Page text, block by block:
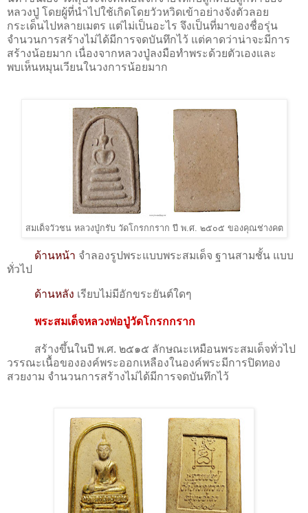
หลวงปู่ โดยผู้ที่นำไปใช้เกิดโดยวัวหวิดเข้าอย่างจังตัวลอย
กระเด็นไปหลายเมตร แต่ไม่เป็นอะไร จึงเป็นที่มาของชื่อรุ่น
จำนวนการสร้างไม่ได้มีการจดบันทึกไว้ แต่คาดว่าน่าจะมีการ
สร้างน้อยมาก เนื่องจากหลวงปู่ลงมือทำพระด้วยตัวเองและ
พบเห็นหมุนเวียนในวงการน้อยมาก
สมเด็จวัวชน หลวงปู่กรับ วัดโกรกกราก ปี พ.ศ. ๒๕๐๕ ของคุณช่างคต
ด้านหน้า จำลองรูปพระแบบพระสมเด็จ ฐานสามชั้น แบบ
ทั่วไป
ด้านหลัง เรียบไม่มีอักขระยันต์ใดๆ
พระสมเด็จหลวงพ่อปู่วัดโกรกกราก
สร้างขึ้นในปี พ.ศ. ๒๕๑๕ ลักษณะเหมือนพระสมเด็จทั่วไป
วรรณะเนื้อขององค์พระออกเหลืองในองค์พระมีการปิดทอง
สวยงาม จำนวนการสร้างไม่ได้มีการจดบันทึกไว้